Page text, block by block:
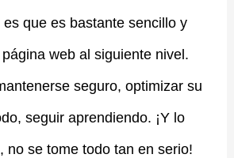
que es bastante sencillo y
web al siguiente nivel.
seguro, optimizar su
seguir aprendiendo. ¡Y lo
no se tome todo tan en serio!